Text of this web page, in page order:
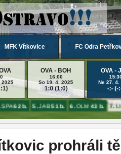
MFK Vítkovice FC Odra
2025
OVA - BOH
16:00
So 19. 4. 2025
1:0 (1:0)
OVA -
Ne 27. 4.
-:- (-
62 b. 5.JAB51 b. 6.OLM43 b. 7.
prohráli